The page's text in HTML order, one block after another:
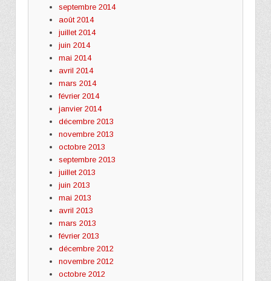
septembre 2014
août 2014
juillet 2014
juin 2014
mai 2014
avril 2014
mars 2014
février 2014
janvier 2014
décembre 2013
novembre 2013
octobre 2013
septembre 2013
juillet 2013
juin 2013
mai 2013
avril 2013
mars 2013
février 2013
décembre 2012
novembre 2012
octobre 2012